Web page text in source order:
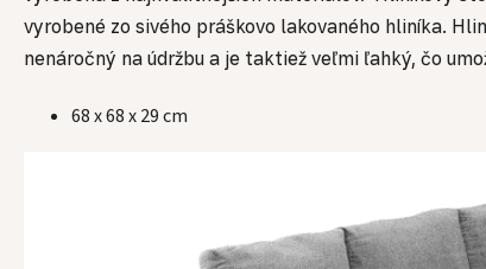
vyrobené zo sivého práškovo lakovaného hliníka.
nenáročný na údržbu a je taktiež veľmi ľahký, čo
68 x 68 x 29 cm